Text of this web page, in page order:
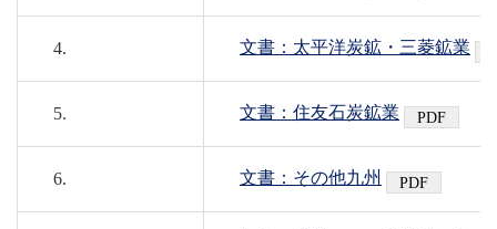
4. 文書：太平洋炭鉱・三菱鉱業
5. 文書：住友石炭鉱業
6. 文書：その他九州